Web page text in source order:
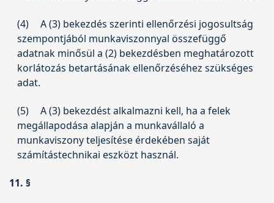
(4)
A (3) bekezdés szerinti ellenőrzési jogosultság
szempontjából munkaviszonnyal összefüggő
adatnak minősül a (2) bekezdésben meghatározott
korlátozás betartásának ellenőrzéséhez szükséges
adat.
(5)
A (3) bekezdést alkalmazni kell, ha a felek
megállapodása alapján a munkavállaló a
munkaviszony teljesítése érdekében saját
számítástechnikai eszközt használ.
11. §